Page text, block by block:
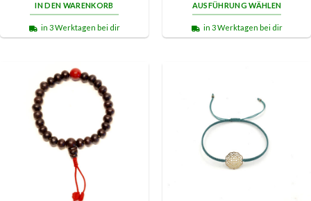
IN DEN WARENKORB
in 3 Werktagen bei dir
AUSFÜHRUNG WÄHLEN
in 3 Werktagen bei dir